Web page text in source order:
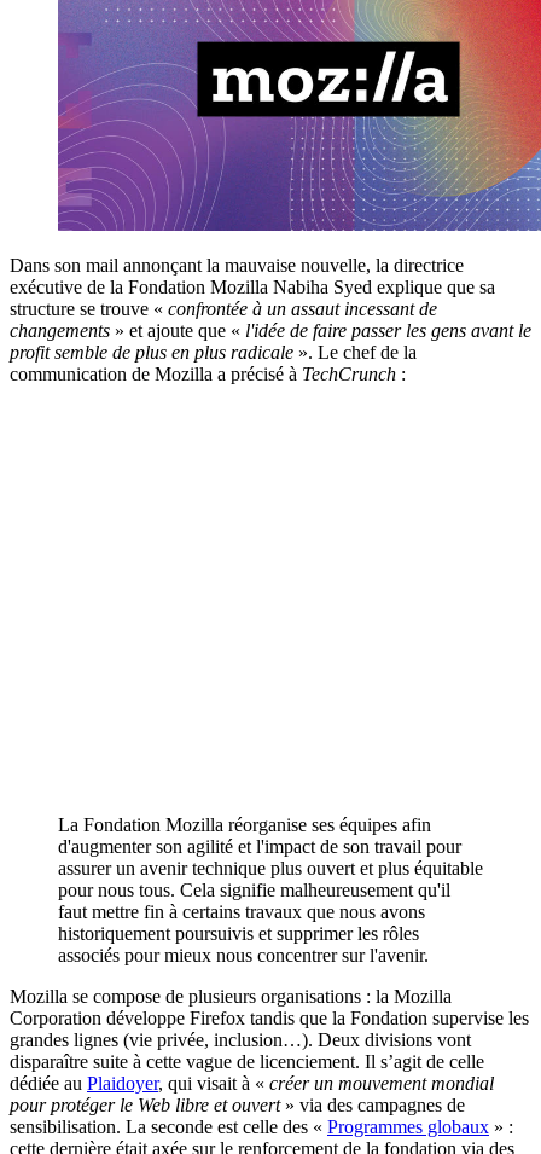
Dans son mail annonçant la mauvaise nouvelle, la directrice
exécutive de la Fondation Mozilla Nabiha Syed explique que sa
structure se trouve « confrontée à un assaut incessant de
changements » et ajoute que « l'idée de faire passer les gens avant le
profit semble de plus en plus radicale ». Le chef de la
communication de Mozilla a précisé à TechCrunch :
La Fondation Mozilla réorganise ses équipes afin
d'augmenter son agilité et l'impact de son travail pour
assurer un avenir technique plus ouvert et plus équitable
pour nous tous. Cela signifie malheureusement qu'il
faut mettre fin à certains travaux que nous avons
historiquement poursuivis et supprimer les rôles
associés pour mieux nous concentrer sur l'avenir.
Mozilla se compose de plusieurs organisations : la Mozilla
Corporation développe Firefox tandis que la Fondation supervise les
grandes lignes (vie privée, inclusion…). Deux divisions vont
disparaître suite à cette vague de licenciement. Il s’agit de celle
dédiée au Plaidoyer, qui visait à « créer un mouvement mondial
pour protéger le Web libre et ouvert» via des campagnes de
sensibilisation. La seconde est celle des « Programmes globaux » :
cette dernière était axée sur le renforcement de la fondation via des